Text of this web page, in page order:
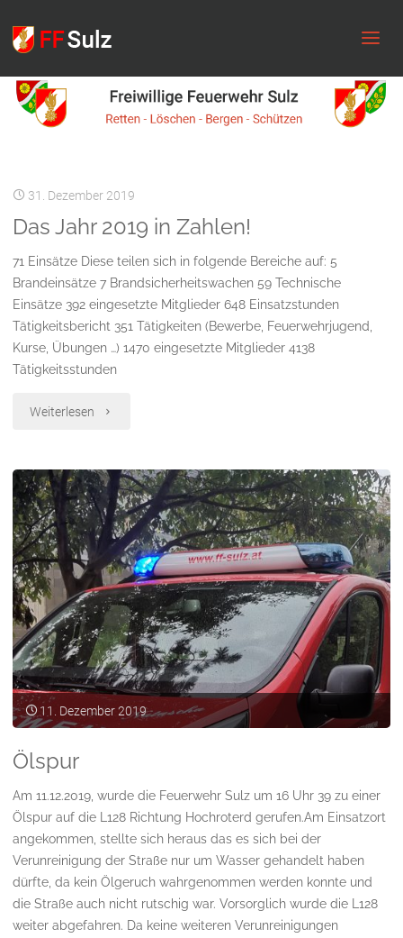
31. Dezember 2019
Das Jahr 2019 in Zahlen!
71 Einsätze Diese teilen sich in folgende Bereiche auf: 5
Brandeinsätze 7 Brandsicherheitswachen 59 Technische
Einsätze 392 eingesetzte Mitglieder 648 Einsatzstunden
Tätigkeitsbericht 351 Tätigkeiten (Bewerbe, Feuerwehrjugend,
Kurse, Übungen …) 1470 eingesetzte Mitglieder 4138
Tätigkeitsstunden
Weiterlesen "Das
2019
in
Zahlen!"
11. Dezember 2019
Ölspur
Am 11.12.2019, wurde die Feuerwehr Sulz um 16 Uhr 39 zu einer
Ölspur auf die L128 Richtung Hochroterd gerufen.Am Einsatzort
angekommen, stellte sich heraus das es sich bei der
Verunreinigung der Straße nur um Wasser gehandelt haben
dürfte, da kein Ölgeruch wahrgenommen werden konnte und
die Straße auch nicht rutschig war. Vorsorglich wurde die L128
weiter abgefahren. Da keine weiteren Verunreinigungen